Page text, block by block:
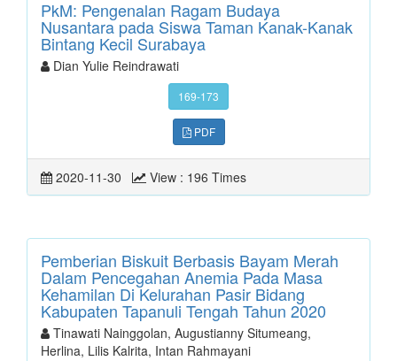
PkM: Pengenalan Ragam Budaya
Nusantara pada Siswa Taman Kanak-Kanak
Bintang Kecil Surabaya
Dian Yulie Reindrawati
169-173
PDF
2020-11-30 View : 196 Times
Pemberian Biskuit Berbasis Bayam Merah
Dalam Pencegahan Anemia Pada Masa
Kehamilan Di Kelurahan Pasir Bidang
Kabupaten Tapanuli Tengah Tahun 2020
Tinawati Nainggolan, Augustianny Situmeang,
Herlina, Lilis Kalrita, Intan Rahmayani